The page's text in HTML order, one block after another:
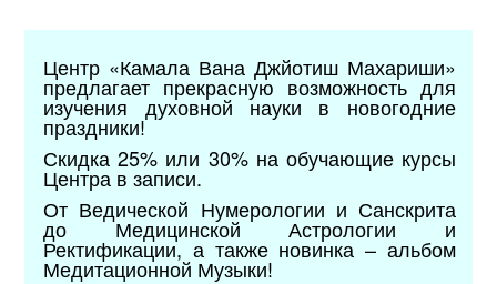
Центр «Камала Вана Джйотиш Махариши»
предлагает прекрасную возможность для
изучения духовной науки в новогодние
праздники!
Скидка 25% или 30% на обучающие курсы
Центра в записи.
От Ведической Нумерологии и Санскрита
до Медицинской Астрологии и
Ректификации, а также новинка – альбом
Медитационной Музыки!